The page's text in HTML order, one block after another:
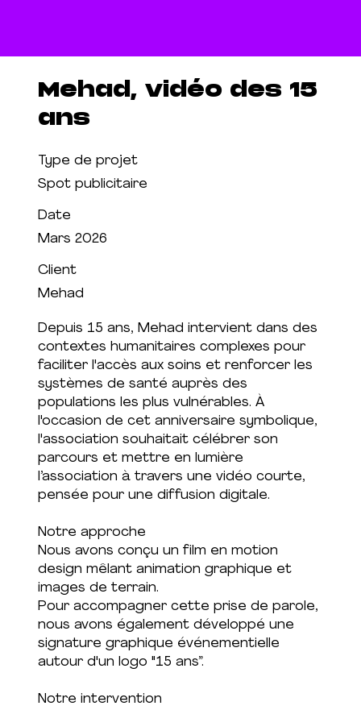
Mehad, vidéo des 15
ans
Type de projet
Spot publicitaire
Date
Mars 2026
Client
Mehad
Depuis 15 ans, Mehad intervient dans des
contextes humanitaires complexes pour
faciliter l'accès aux soins et renforcer les
systèmes de santé auprès des
populations les plus vulnérables. À
l'occasion de cet anniversaire symbolique,
l'association souhaitait célébrer son
parcours et mettre en lumière
l’association à travers une vidéo courte,
pensée pour une diffusion digitale.
Notre approche
Nous avons conçu un film en motion
design mêlant animation graphique et
images de terrain.
Pour accompagner cette prise de parole,
nous avons également développé une
signature graphique événementielle
autour d'un logo "15 ans”.
Notre intervention